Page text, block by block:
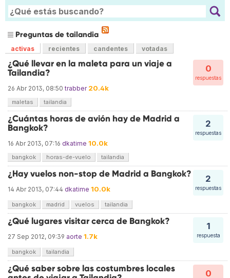
Preguntas de tailandia
activas recientes candentes votadas
0
respuestas
¿Qué llevar en la maleta para un viaje a
Tailandia?
26 Abr 2013, 08:50 trabber 20.4k
maletas tailandia
2
respuestas
¿Cuántas horas de avión hay de Madrid a
Bangkok?
16 Abr 2013, 07:16 dkatime 10.0k
bangkok horas-de-vuelo tailandia
2
respuestas
¿Hay vuelos non-stop de Madrid a Bangkok?
14 Abr 2013, 07:44 dkatime 10.0k
bangkok madrid vuelos tailandia
1
respuesta
¿Qué lugares visitar cerca de Bangkok?
27 Sep 2012, 09:39 aorte 1.7k
bangkok tailandia
0
¿Qué saber sobre las costumbres locales